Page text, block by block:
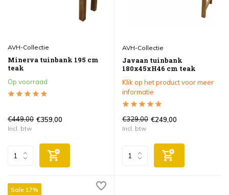
AVH-Collectie
Minerva tuinbank 195 cm
teak
Op voorraad
€449,00 €359,00
Incl. btw
AVH-Collectie
Javaan tuinbank
180x45xH46 cm teak
Klik op het product voor meer
informatie
€329,00 €249,00
Incl. btw
Sale 17%